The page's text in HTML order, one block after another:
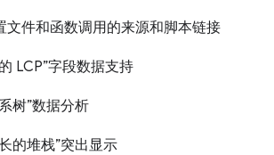
文件和函数调用的来源和脚本链接
LCP”字段数据支持
树”数据分析
的堆栈”突出显示